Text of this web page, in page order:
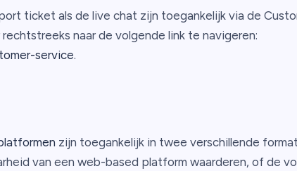
ticket als de live chat zijn toegankelijk via de
naar de volgende link te navigeren:
service.
zijn toegankelijk in twee verschillende
van een web-based platform waarderen, of de